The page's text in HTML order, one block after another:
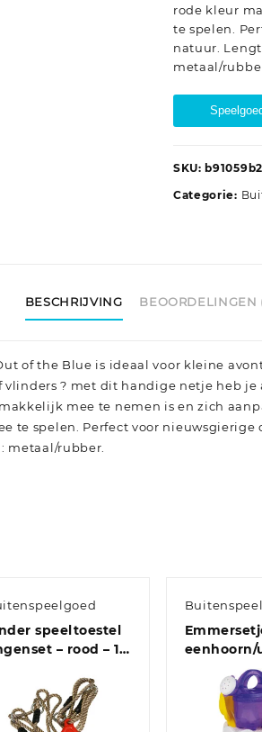
rode kleur
te spelen.
natuur.
metaal/
SKU:
Categorie:
BESCHRIJVING BEOORDELINGEN
of the Blue is ideaal voor kleine
vlinders ? met dit handige netje heb
mee te nemen is en zich
te spelen. Perfect voor
metaal/rubber.
speeltoestel
– rood – 16
eenhoorn/
schepje/
–